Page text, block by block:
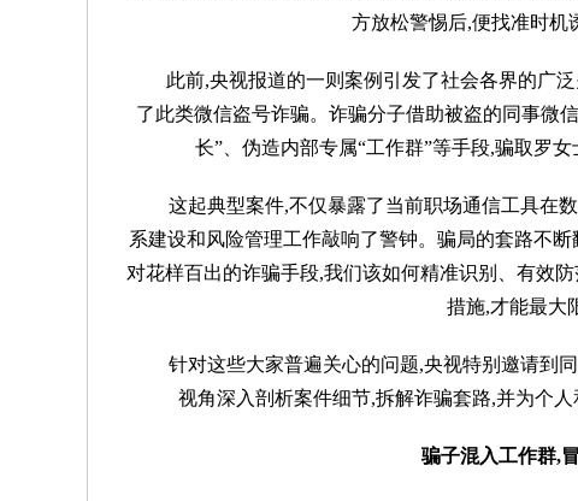
方放松警惕后,便找准时机
此前,央视报道的一则案例引发了社会各界的广
了此类微信盗号诈骗。诈骗分子借助被盗的同事微
长”、伪造内部专属“工作群”等手段,骗取罗
这起典型案件,不仅暴露了当前职场通信工具在
系建设和风险管理工作敲响了警钟。骗局的套路不
对花样百出的诈骗手段,我们该如何精准识别、有效
措施,才能最大
针对这些大家普遍关心的问题,央视特别邀请到
视角深入剖析案件细节,拆解诈骗套路,并为个
骗子混入工作群,